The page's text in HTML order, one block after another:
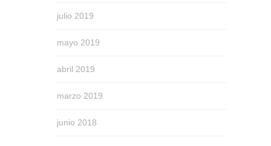
julio 2019
mayo 2019
abril 2019
marzo 2019
junio 2018